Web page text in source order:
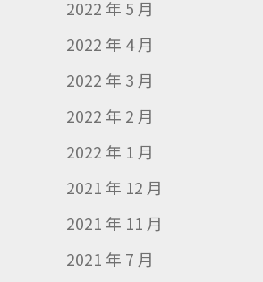
2022 年 5 月
2022 年 4 月
2022 年 3 月
2022 年 2 月
2022 年 1 月
2021 年 12 月
2021 年 11 月
2021 年 7 月